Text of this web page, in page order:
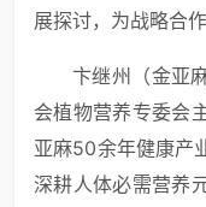
展探讨，为战略合
卞继州（金亚
会植物营养专委会
亚麻50余年健康产
深耕人体必需营养